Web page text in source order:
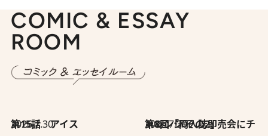
COMIC & ESSAY
ROOM
2026.7.30
第15話 アイス 2026.7.30
第8回「同人誌即売会にチャレンジ その2」